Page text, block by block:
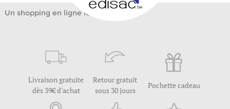
Un shopping en ligne facile
Livraison gratuite
dès 39€ d'achat
Retour gratuit
sous 30 jours
Pochette cadeau